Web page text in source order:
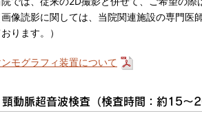
画像読影に関しては、当院関連施設の専門医
ります。）
ンモグラフィ装置について
頸動脈超音波検査（検査時間：約15～